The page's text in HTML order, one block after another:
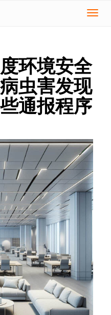
切
环境安全
虫害发现
通报程序